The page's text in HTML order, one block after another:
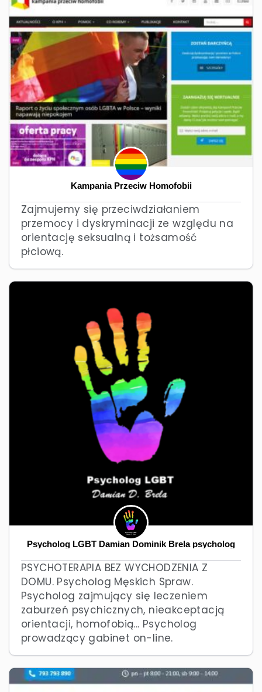
Kampania Przeciw Homofobii
Zajmujemy się przeciwdziałaniem
przemocy i dyskryminacji ze względu na
orientację seksualną i tożsamość
płciową.
Psycholog LGBT Damian Dominik Brela psycholog
PSYCHOTERAPIA BEZ WYCHODZENIA Z
DOMU. Psycholog Męskich Spraw.
Psycholog zajmujący się leczeniem
zaburzeń psychicznych, nieakceptacją
orientacji, homofobią... Psycholog
prowadzący gabinet on-line.